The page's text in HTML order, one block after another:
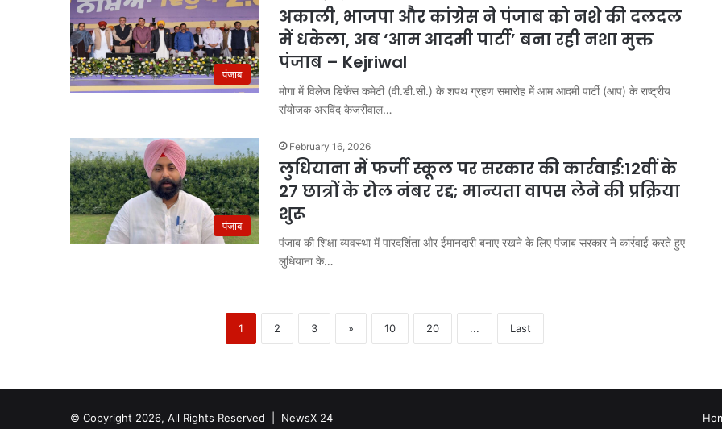
पंजाब
अकाली, भाजपा और कांग्रेस ने पंजाब को नशे की दलदल
में धकेला, अब ‘आम आदमी पार्टी’ बना रही नशा मुक्त
पंजाब – Kejriwal
मोगा में विलेज डिफेंस कमेटी (वी.डी.सी.) के शपथ ग्रहण समारोह में आम आदमी पार्टी (आप) के राष्ट्रीय
संयोजक अरविंद केजरीवाल…
पंजाब
February 16, 2026
लुधियाना में फर्जी स्कूल पर सरकार की कार्रवाई:12वीं के
27 छात्रों के रोल नंबर रद्द; मान्यता वापस लेने की प्रक्रिया
शुरू
पंजाब की शिक्षा व्यवस्था में पारदर्शिता और ईमानदारी बनाए रखने के लिए पंजाब सरकार ने कार्रवाई करते हुए
लुधियाना के…
1 2 3 » 10 20 ... Last
© Copyright 2026, All Rights Reserved | NewsX 24